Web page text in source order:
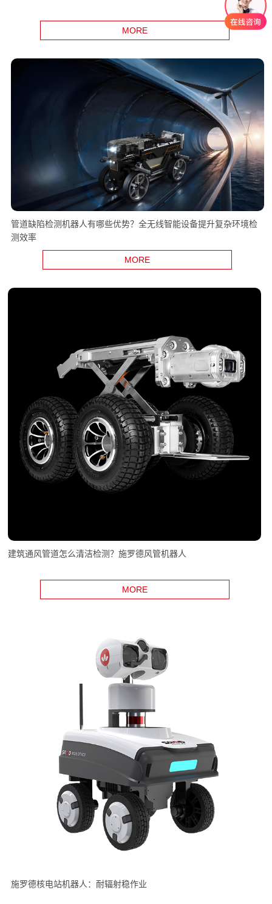
MORE
管道缺陷检测机器人有哪些优势？全无线智能设备提升复杂环境检
测效率
MORE
建筑通风管道怎么清洁检测？施罗德风管机器人
MORE
施罗德核电站机器人：耐辐射稳作业